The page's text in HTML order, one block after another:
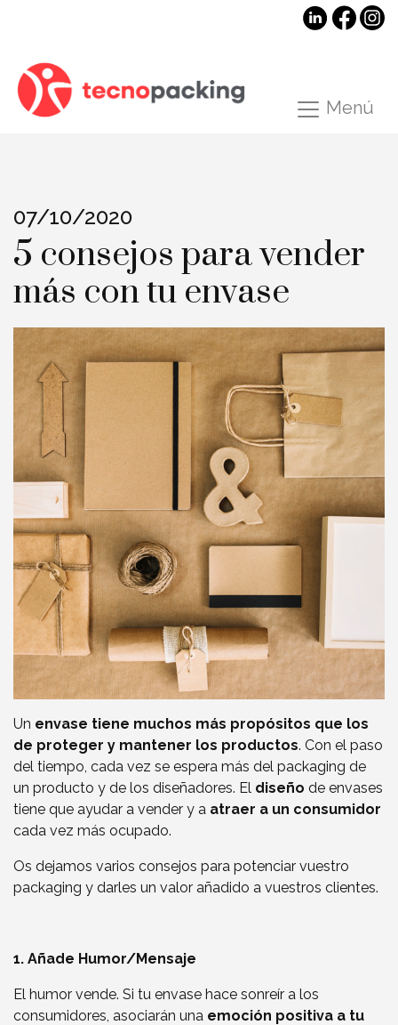
Menú
07/10/2020
5 consejos para vender
más con tu envase
Un envase tiene muchos más propósitos que los
de proteger y mantener los productos. Con el paso
del tiempo, cada vez se espera más del packaging de
un producto y de los diseñadores. El diseño de envases
tiene que ayudar a vender y a atraer a un consumidor
cada vez más ocupado.
Os dejamos varios consejos para potenciar vuestro
packaging y darles un valor añadido a vuestros clientes.
1. Añade Humor/Mensaje
El humor vende. Si tu envase hace sonreír a los
consumidores, asociarán una emoción positiva a tu